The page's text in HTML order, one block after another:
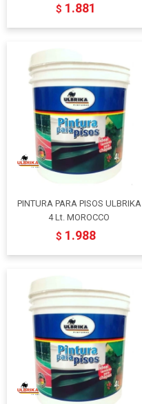
$ 1.881
PINTURA PARA PISOS ULBRIKA
4 Lt. MOROCCO
$ 1.988